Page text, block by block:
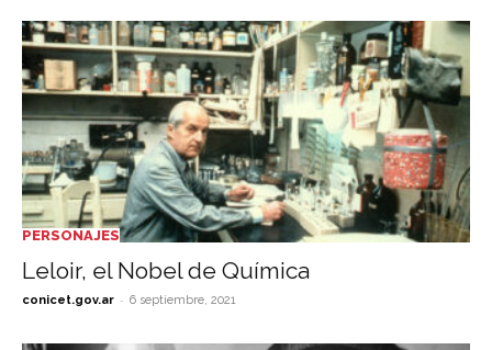
PERSONAJES
Leloir, el Nobel de Química
conicet.gov.ar - 6 septiembre, 2021